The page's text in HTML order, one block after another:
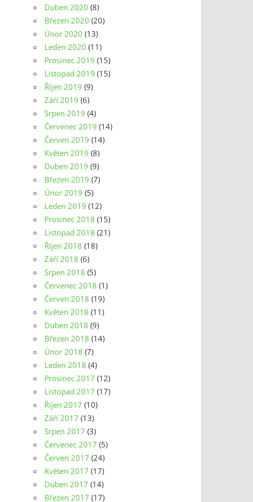
Duben 2020 (8)
Březen 2020 (20)
Únor 2020 (13)
Leden 2020 (11)
Prosinec 2019 (15)
Listopad 2019 (15)
Říjen 2019 (9)
Září 2019 (6)
Srpen 2019 (4)
Červenec 2019 (14)
Červen 2019 (14)
Květen 2019 (8)
Duben 2019 (9)
Březen 2019 (7)
Únor 2019 (5)
Leden 2019 (12)
Prosinec 2018 (15)
Listopad 2018 (21)
Říjen 2018 (18)
Září 2018 (6)
Srpen 2018 (5)
Červenec 2018 (1)
Červen 2018 (19)
Květen 2018 (11)
Duben 2018 (9)
Březen 2018 (14)
Únor 2018 (7)
Leden 2018 (4)
Prosinec 2017 (12)
Listopad 2017 (17)
Říjen 2017 (10)
Září 2017 (13)
Srpen 2017 (3)
Červenec 2017 (5)
Červen 2017 (24)
Květen 2017 (17)
Duben 2017 (14)
Březen 2017 (17)